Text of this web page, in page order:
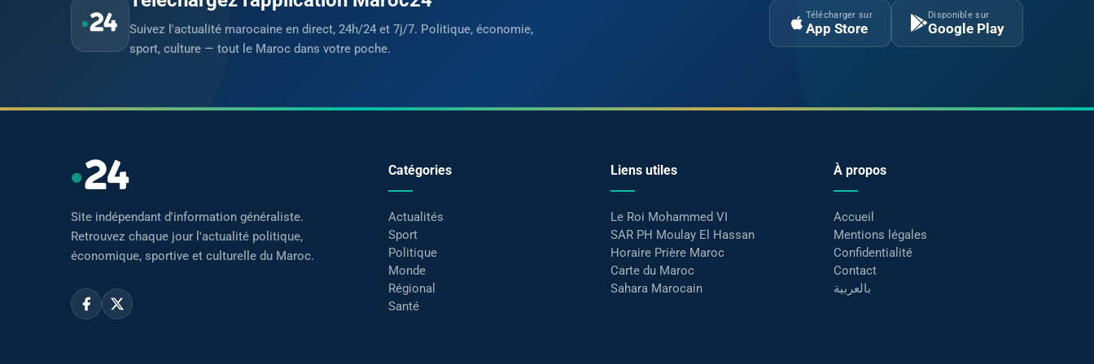
Suivez l'actualité marocaine en direct, 24h/24 et 7j/7. Politique, économie,
sport, culture — tout le Maroc dans votre poche.
Télécharger sur
App Store
Disponible sur
Google Play
Site indépendant d'information généraliste.
Retrouvez chaque jour l'actualité politique,
économique, sportive et culturelle du Maroc.
Catégories
Actualités
Sport
Politique
Monde
Régional
Santé
Liens utiles
Le Roi Mohammed VI
SAR PH Moulay El Hassan
Horaire Prière Maroc
Carte du Maroc
Sahara Marocain
À propos
Accueil
Mentions légales
Confidentialité
Contact
بالعربية